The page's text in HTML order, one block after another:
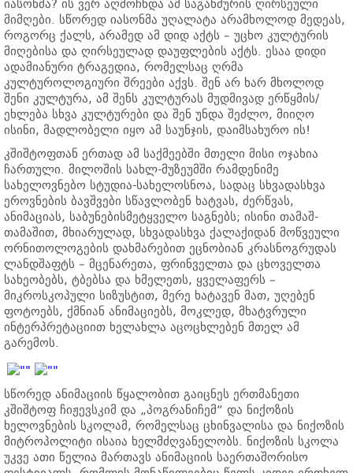
იასონმა? ის ვერ აღმოჩნდა ამ საგანძურის ღირსეული
მიმღები. სწორედ იასონმა უღალატა არამხოლოდ მედეას,
როგორც ქალს, არამედ ამ დიდ აქტს – უცხო კულტურის
მიღებისა და ღირსეულად დაუფლების აქტს. ესაა დიდი
ადამიანური ტრაგედია, რომელსაც ღრმა
კულტუროლოგიური შრეები აქვს. შენ არ ხარ მხოლოდ
შენი კულტურა, ამ შენს კულტურას მუდმივად ერწყმის/
ეხლება სხვა კულტურები და შენ უნდა შეძლო, მიიღო
ისინი, მადლობელი იყო ამ საუნჯის, დაიმსახურო ის!
კშიშტოფთან ერთად ამ საქმეებში მთელი მისი ოჯახია
ჩართული. მილოშის სახლ-მუზეუმში რამდენიმე
სახელოვნებო სტუდია-სახელოსნოა, სადაც სხვადასხვა
ეროვნების ბავშვები სწავლობენ ხატვას, ძერწვას,
ანიმაციას, საბუნებისმეტყველო საგნებს; ისინი თამაშ-
თამაშით, მხიარულად, სხვადასხვა ქალაქიდან მოწვეული
ორნითოლოგების დახმარებით ეცნობიან კრასნოგრუდას
ლანდშაფტს – მცენარეთა, ფრინველთა და ცხოველთა
სახეობებს, ტბებსა და ხმელეთს, ყველაფერს –
მიკროსკოპული სიზუსტით, მერე ხატავენ მათ, უღებენ
ფოტოებს, ქმნიან ანიმაციებს, მოკლედ, მხატვრული
ინტერპრეტაციით ხელახლა აცოცხლებენ მთელ ამ
გარემოს.
სწორედ ანიმაციის წყალობით გაიცნეს ერთმანეთი
კშიშტოფ ჩიჟევსკიმ და „პოგრანიჩემ“ და ნიქოზის
ხელოვნების სკოლამ, რომელსაც ცხინვალისა და ნიქოზის
მიტროპოლიტი ისაია ხელმძღვანელობს. ნიქოზის სკოლა
უკვე ათი წელია მართავს ანიმაციის საერთაშორისო